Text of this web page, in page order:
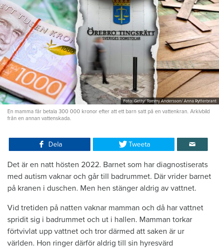
Foto: Getty/ Tommy Andersson/ Anna Rytterbrant
En mamma får betala 300 000 kronor efter att ett barn satt på en vattenkran. Arkivbild
från en annan vattenskada.
Dela Tweeta
Det är en natt hösten 2022. Barnet som har diagnostiserats
med autism vaknar och går till badrummet. Där vrider barnet
på kranen i duschen. Men hen stänger aldrig av vattnet.
Vid tretiden på natten vaknar mamman och då har vattnet
spridit sig i badrummet och ut i hallen. Mamman torkar
förtvivlat upp vattnet och tror därmed att saken är ur
världen. Hon ringer därför aldrig till sin hyresvärd